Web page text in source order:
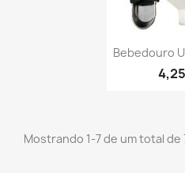
Bebedouro
Mostrando 1-7 de um total de